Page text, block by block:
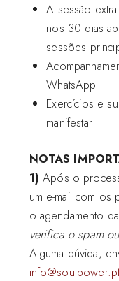
A sessão
nos 30 dias
sessões
WhatsApp
Exercícios e
manifestar
NOTAS
1) Após o
um e-mail com os
o agendamento
verifica o spam
Alguma dúvida,